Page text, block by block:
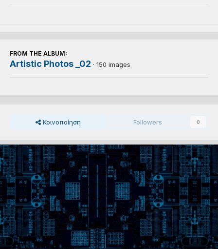
FROM THE ALBUM:
Artistic Photos _02 · 150 images
Κοινοποίηση Followers 0